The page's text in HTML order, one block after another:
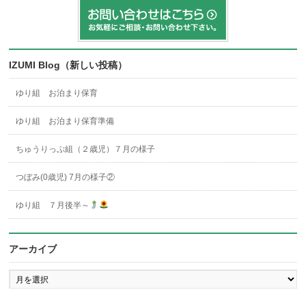
IZUMI Blog（新しい投稿）
ゆり組 お泊まり保育
ゆり組 お泊まり保育準備
ちゅうりっぷ組（２歳児）７月の様子
つぼみ(0歳児) 7月の様子②
ゆり組 ７月後半～
アーカイブ
ア
ー